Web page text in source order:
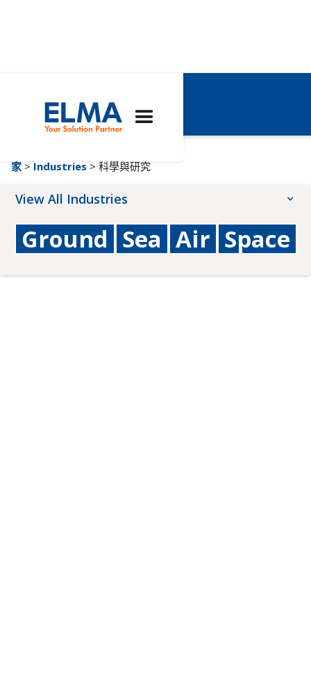
科學與研究
家 > Industries > 科學與研究
View All Industries
人工智能
工業自動化
Ground Sea Air Space